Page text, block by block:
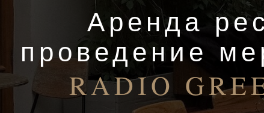
Аренда
проведение
RADIO